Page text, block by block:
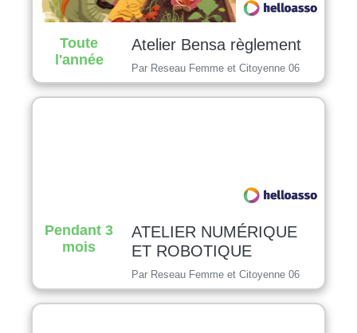
Toute
l'année
Atelier Bensa règlement
Par Reseau Femme et Citoyenne 06
Pendant 3
mois
ATELIER NUMÉRIQUE
ET ROBOTIQUE
Par Reseau Femme et Citoyenne 06